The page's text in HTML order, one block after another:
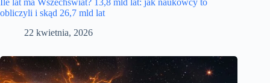
Ile lat ma Wszechświat? 13,8 mld lat: jak naukowcy to
obliczyli i skąd 26,7 mld lat
22 kwietnia, 2026